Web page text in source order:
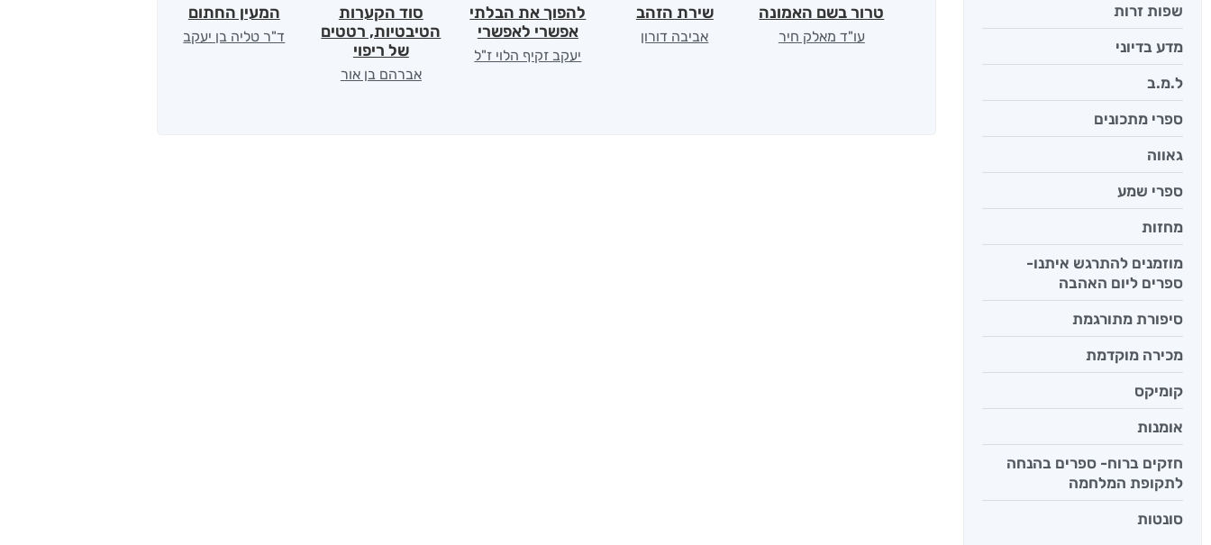
שפות זרות
מדע בדיוני
ל.מ.ב
ספרי מתכונים
גאווה
ספרי שמע
מחזות
מוזמנים להתרגש איתנו-
ספרים ליום האהבה
סיפורת מתורגמת
מכירה מוקדמת
קומיקס
אומנות
חזקים ברוח- ספרים בהנחה
לתקופת המלחמה
סונטות
טרור בשם האמונה
עו"ד מאלק חיר
שירת הזהב
אביבה דורון
להפוך את הבלתי
אפשרי לאפשרי
יעקב זקיף הלוי ז"ל
סוד הקערות
הטיבטיות, רטטים
של ריפוי
אברהם בן אור
המעין החתום
ד"ר טליה בן יעקב